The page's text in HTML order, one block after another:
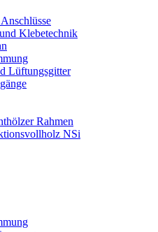
Klebetechnik
Lüftungsgitter
Rahmen
NSi